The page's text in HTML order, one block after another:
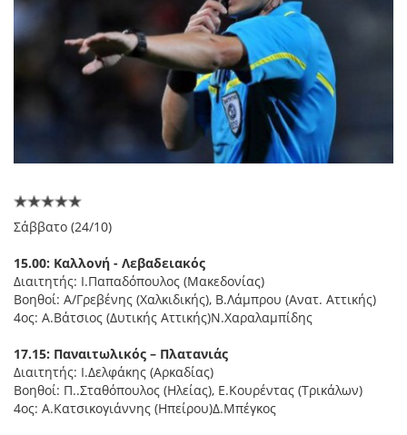
Σάββατο (24/10)
15.00: Καλλονή - Λεβαδειακός
Διαιτητής: I.Παπαδόπουλος (Μακεδονίας)
Βοηθοί: A/Γρεβένης (Χαλκιδικής), B.Λάμπρου (Ανατ. Αττικής)
4ος: A.Βάτσιος (Δυτικής Αττικής)Ν.Χαραλαμπίδης
17.15: Παναιτωλικός – Πλατανιάς
Διαιτητής: I.Δελφάκης (Αρκαδίας)
Βοηθοί: Π..Σταθόπουλος (Ηλείας), E.Κουρέντας (Τρικάλων)
4ος: Α.Κατσικογιάννης (Ηπείρου)Δ.Μπέγκος